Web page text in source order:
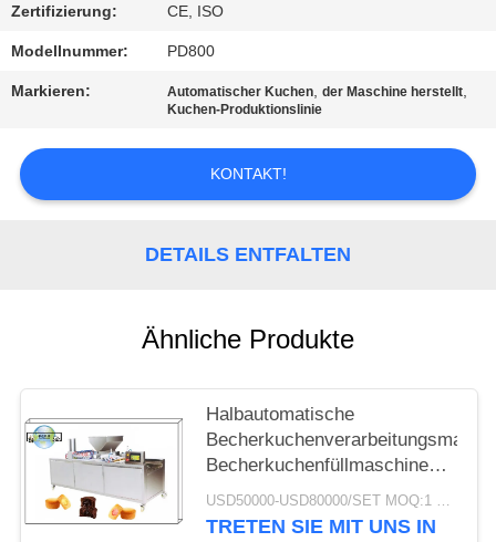
EIN
ZITAT
PRIVACY
Zertifizierung: CE, ISO
Modellnummer: PD800
Markieren: Automatischer Kuchen ,der Maschine herstellt
Kuchen-Produktionslinie
KONTAKT!
DETAILS ENTFALTEN
Ähnliche Produkte
Halbautomatische
Becherkuchenfüllmaschine
220V 350-500kg/h
USD50000-USD80000/SET MOQ:1 Satz
TRETEN SIE MIT UNS IN